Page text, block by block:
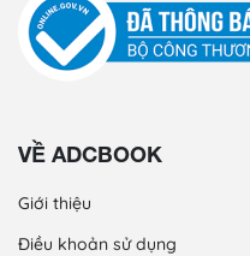
VỀ ADCBOOK
Giới thiệu
Điều khoản sử dụng